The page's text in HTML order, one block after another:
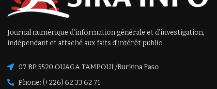
Journal numérique d’information générale et d’investigation,
indépendant et attaché aux faits d’intérêt public.
07 BP 5520 OUAGA TAMPOUI /Burkina Faso
Phone: (+226) 62 33 62 71